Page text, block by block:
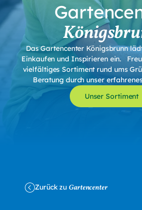
Das Gartencenter Königsbrunn
Einkaufen und Inspirieren ein.
vielfältiges Sortiment rund ums
Beratung durch unser
Unser Sortiment
Zurück zu Gartencenter